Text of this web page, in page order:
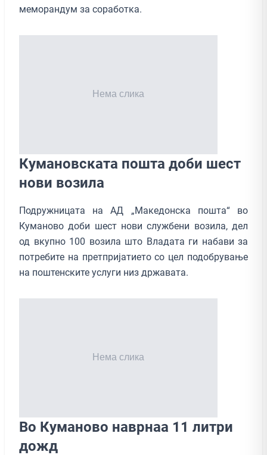
меморандум за соработка.
Кумановската пошта доби шест
нови возила
Подружницата на АД „Македонска пошта“ во
Куманово доби шест нови службени возила, дел
од вкупно 100 возила што Владата ги набави за
потребите на претпријатието со цел подобрување
на поштенските услуги низ државата.
Во Куманово наврнаа 11 литри
дожд